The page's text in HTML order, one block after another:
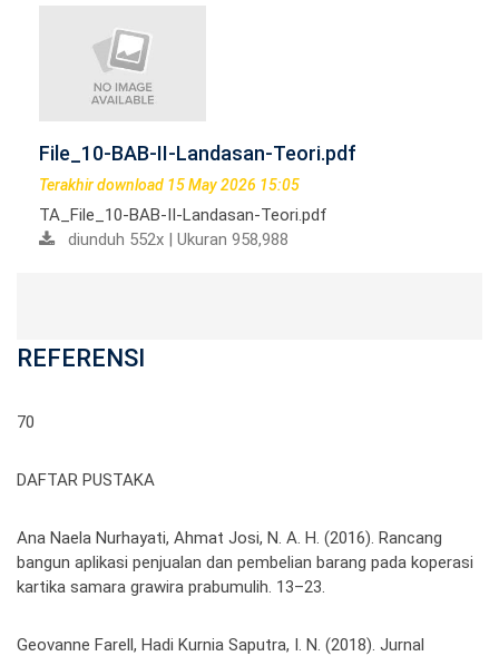
File_10-BAB-II-Landasan-Teori.pdf
Terakhir download 15 May 2026 15:05
TA_File_10-BAB-II-Landasan-Teori.pdf
diunduh 552x | Ukuran 958,988
REFERENSI
70
DAFTAR PUSTAKA
Ana Naela Nurhayati, Ahmat Josi, N. A. H. (2016). Rancang
bangun aplikasi penjualan dan pembelian barang pada koperasi
kartika samara grawira prabumulih. 13–23.
Geovanne Farell, Hadi Kurnia Saputra, I. N. (2018). Jurnal